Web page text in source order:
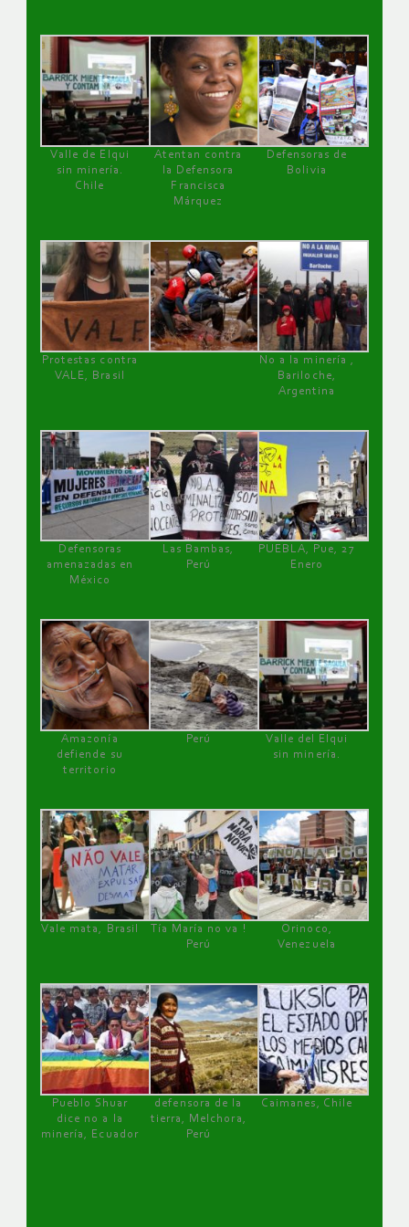
Valle de Elqui
sin minería.
Chile
Atentan contra
la Defensora
Francisca
Márquez
Defensoras de
Bolivia
Protestas contra
VALE, Brasil
No a la minería ,
Bariloche,
Argentina
Defensoras
amenazadas en
México
Las Bambas,
Perú
PUEBLA, Pue, 27
Enero
Amazonía
defiende su
territorio
Perú
Valle del Elqui
sin minería.
Vale mata, Brasil
Tía María no va !
Perú
Orinoco,
Venezuela
Pueblo Shuar
dice no a la
minería, Ecuador
defensora de la
tierra, Melchora,
Perú
Caimanes, Chile